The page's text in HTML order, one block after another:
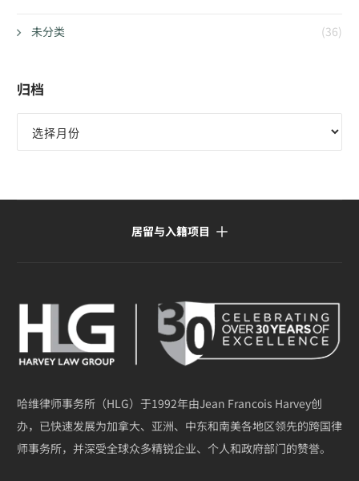
未分类 (36)
归档
档
居留与入籍项目
哈维律师事务所（HLG）于1992年由Jean Francois Harvey创
办，已快速发展为加拿大、亚洲、中东和南美各地区领先的跨国律
师事务所，并深受全球众多精锐企业、个人和政府部门的赞誉。